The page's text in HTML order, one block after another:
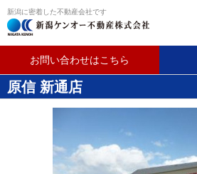
新潟に密着した不動産会社です
お問い合わせはこちら
原信 新通店